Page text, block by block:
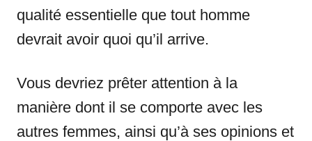
qualité essentielle que tout homme
devrait avoir quoi qu’il arrive.
Vous devriez prêter attention à la
manière dont il se comporte avec les
autres femmes, ainsi qu’à ses opinions et